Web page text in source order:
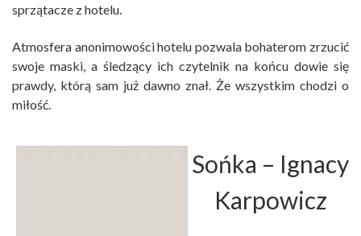
sprzątacze z hotelu.
Atmosfera anonimowości hotelu pozwala bohaterom zrzucić
swoje maski, a śledzący ich czytelnik na końcu dowie się
prawdy, którą sam już dawno znał. Że wszystkim chodzi o
miłość.
Sońka – Ignacy
Karpowicz